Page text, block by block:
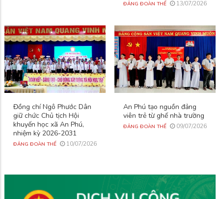
ĐẢNG ĐOÀN THỂ 13/07/2026
Đồng chí Ngô Phước Dân
giữ chức Chủ tịch Hội
khuyến học xã An Phú,
nhiệm kỳ 2026-2031
ĐẢNG ĐOÀN THỂ 10/07/2026
An Phú tạo nguồn đảng
viên trẻ từ ghế nhà trường
ĐẢNG ĐOÀN THỂ 09/07/2026